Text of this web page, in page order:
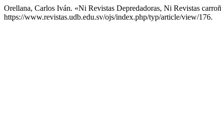
Orellana, Carlos Iván. «Ni Revistas Depredadoras, Ni Revistas
https://www.revistas.udb.edu.sv/ojs/index.php/typ/article/view/176.